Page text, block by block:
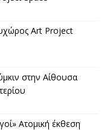
Art Project
στην Αίθουσα
Ατομική έκθεση